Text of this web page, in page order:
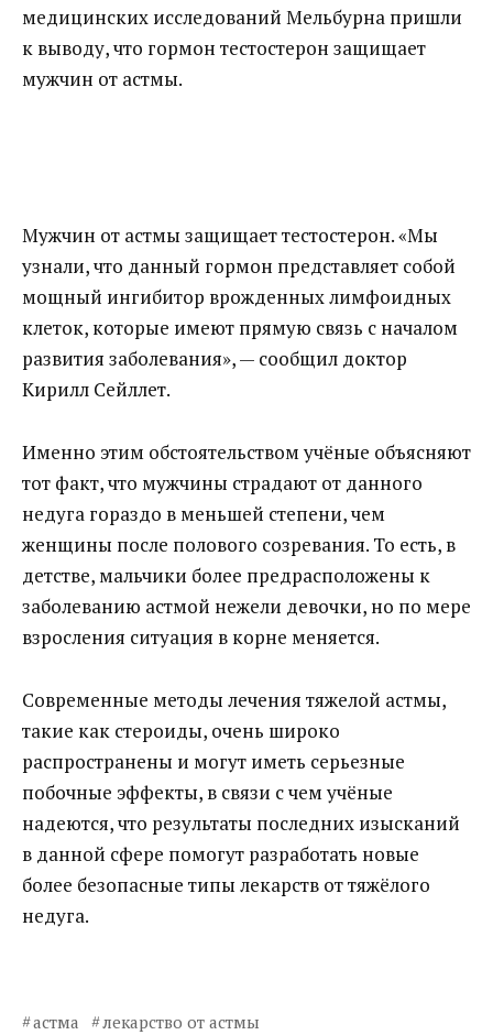
медицинских исследований Мельбурна пришли
к выводу, что гормон тестостерон защищает
мужчин от астмы.
Мужчин от астмы защищает тестостерон. «Мы
узнали, что данный гормон представляет собой
мощный ингибитор врожденных лимфоидных
клеток, которые имеют прямую связь с началом
развития заболевания», — сообщил доктор
Кирилл Сейллет.
Именно этим обстоятельством учёные объясняют
тот факт, что мужчины страдают от данного
недуга гораздо в меньшей степени, чем
женщины после полового созревания. То есть, в
детстве, мальчики более предрасположены к
заболеванию астмой нежели девочки, но по мере
взросления ситуация в корне меняется.
Современные методы лечения тяжелой астмы,
такие как стероиды, очень широко
распространены и могут иметь серьезные
побочные эффекты, в связи с чем учёные
надеются, что результаты последних изысканий
в данной сфере помогут разработать новые
более безопасные типы лекарств от тяжёлого
недуга.
астма
лекарство от астмы